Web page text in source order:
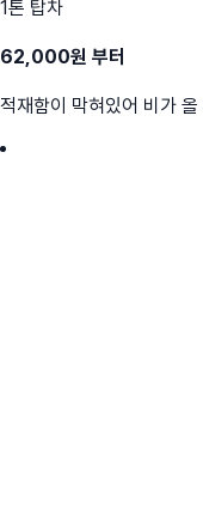
1톤 탑차
62,000원 부터
적재함이 막혀있어 비가